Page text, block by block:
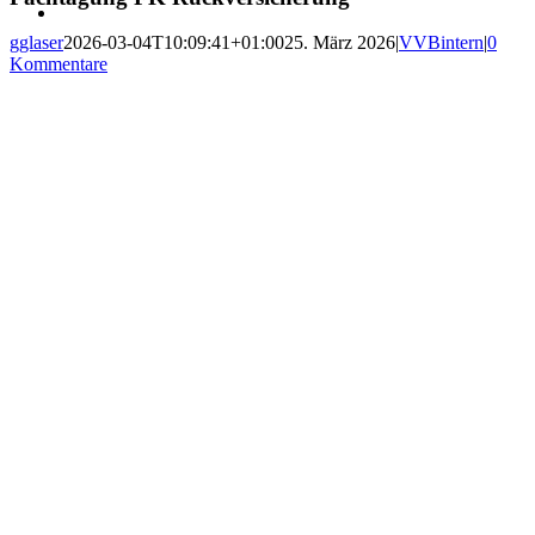
gglaser2026-03-04T10:09:41+01:0025. März 2026|VVBintern|0
Kommentare